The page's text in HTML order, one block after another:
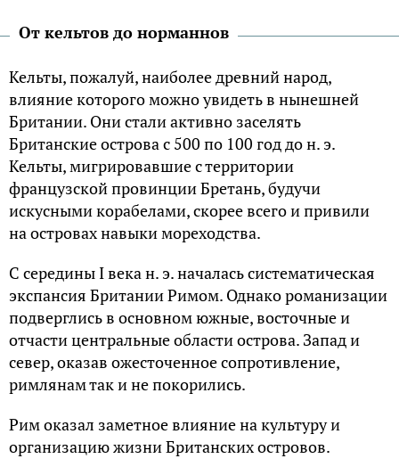
От кельтов до норманнов
Кельты, пожалуй, наиболее древний народ,
влияние которого можно увидеть в нынешней
Британии. Они стали активно заселять
Британские острова с 500 по 100 год до н. э.
Кельты, мигрировавшие с территории
французской провинции Бретань, будучи
искусными корабелами, скорее всего и привили
на островах навыки мореходства.
С середины I века н. э. началась систематическая
экспансия Британии Римом. Однако романизации
подверглись в основном южные, восточные и
отчасти центральные области острова. Запад и
север, оказав ожесточенное сопротивление,
римлянам так и не покорились.
Рим оказал заметное влияние на культуру и
организацию жизни Британских островов.